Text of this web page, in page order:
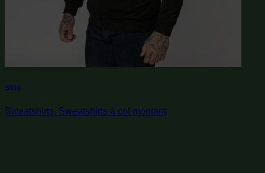
SR16
Sweatshirts, Sweatshirts à col montant